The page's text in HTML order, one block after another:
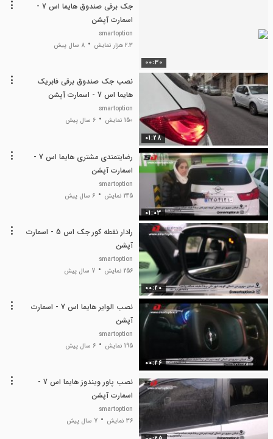
00:30
جک برقی صندوق هایما اس 7 -
اسمارت آپشن
smartoption
2.3 هزار نمایش
8 سال پیش
01:28
نصب جک صندوق برقی فابریک
هایما اس 7 - اسمارت آپشن
smartoption
150 نمایش
6 سال پیش
01:03
رضایتمندی مشتری هایما اس 7 -
اسمارت آپشن
smartoption
245 نمایش
6 سال پیش
00:20
رادار نقطه کور جک اس 5 - اسمارت
آپشن
smartoption
256 نمایش
7 سال پیش
00:26
نصب الوایر هایما اس 7 - اسمارت
آپشن
smartoption
195 نمایش
6 سال پیش
نصب پاور ویندوز هایما اس 7 -
اسمارت آپشن
smartoption
36 نمایش
7 سال پیش